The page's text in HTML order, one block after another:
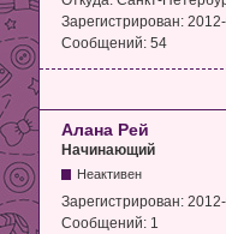
Зарегистрирован:
Сообщений: 54
Алана Рей
Начинающий
Неактивен
Зарегистрирован:
Сообщений: 1